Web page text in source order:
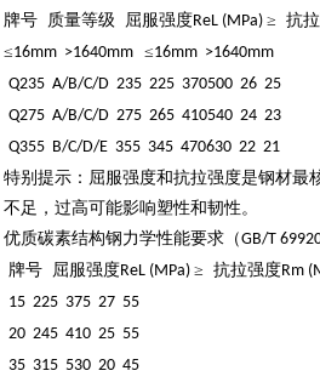
牌号 质量等级 屈服强度ReL (MPa) ≥ 抗
≤16mm >1640mm ≤16mm >1640mm
Q235 A/B/C/D 235 225 370500 26 25
Q275 A/B/C/D 275 265 410540 24 23
Q355 B/C/D/E 355 345 470630 22 21
特别提示：屈服强度和抗拉强度是钢材最
不足，过高可能影响塑性和韧性。
优质碳素结构钢力学性能要求（GB/T
牌号 屈服强度ReL (MPa) ≥ 抗拉强度Rm
15 225 375 27 55
20 245 410 25 55
35 315 530 20 45